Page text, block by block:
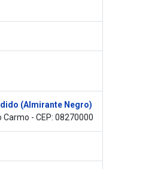
(Almirante Negro)
Carmo - CEP: 08270000